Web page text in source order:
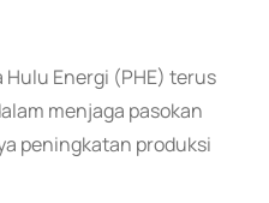
Energi (PHE) terus
menjaga pasokan
peningkatan produksi